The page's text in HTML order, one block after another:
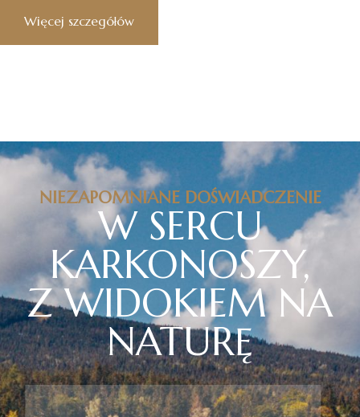
Więcej szczegółów
NIEZAPOMNIANE DOŚWIADCZENIE
W SERCU
KARKONOSZY,
Z WIDOKIEM NA
NATURĘ